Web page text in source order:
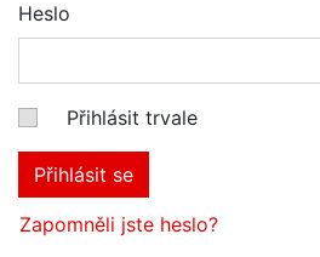
Heslo
Přihlásit trvale
Přihlásit se
Zapomněli jste heslo?